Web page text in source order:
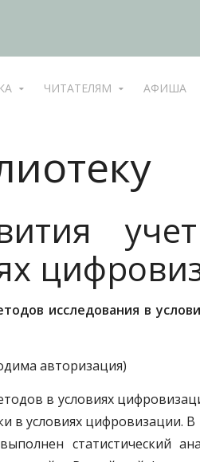
ЧИТАТЕЛЯМ АФИША
исследования в
авторизация)
в условиях
условиях цифровизации.
статистический